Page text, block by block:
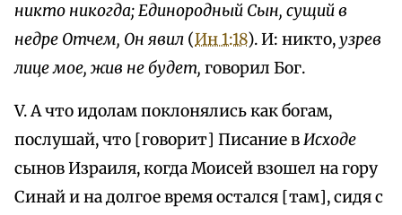
никто никогда; Единородный Сын, сущий в
недре Отчем, Он явил (Ин 1:18). И: никто,узрев
лице мое, жив не будет, говорил Бог.
V. А что идолам поклонялись как богам,
послушай, что [говорит] Писание вИсходе
сынов Израиля, когда Моисей взошел на гору
Синай и на долгое время остался [там], сидя с